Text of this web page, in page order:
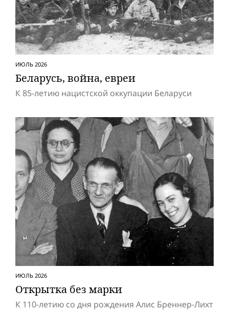
ИЮЛЬ 2026
Беларусь, вой­на, евреи
К 85-летию нацистской оккупации Беларуси
ИЮЛЬ 2026
Открытка без марки
К 110-летию со дня рождения Алис Бреннер-Лихт